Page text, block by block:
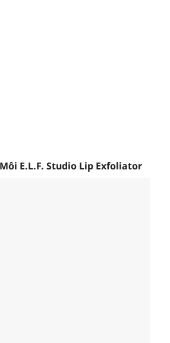
E.L.F. Studio Lip Exfoliator